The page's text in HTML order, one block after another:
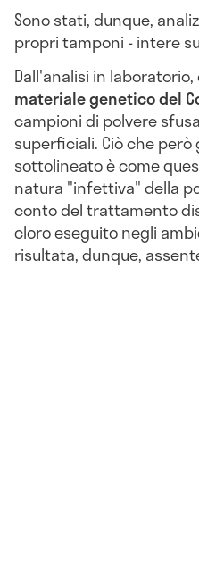
Sono stati, dunque,
propri tamponi - intere
Dall'analisi in
materiale genetico del
campioni di polvere
superficiali. Ciò che
sottolineato è come
natura "infettiva" della
conto del trattamento
cloro eseguito negli
risultata, dunque,